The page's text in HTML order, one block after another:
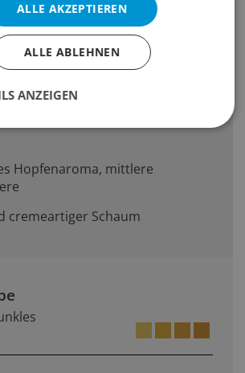
bis voll, mit einer neutralen,
Hopfen-/Malznote
süsslicher, aber leichter
Hopfenaroma, mittlere
cremeartiger Schaum
ALLE AKZEPTIEREN
ALLE ABLEHNEN
ANZEIGEN